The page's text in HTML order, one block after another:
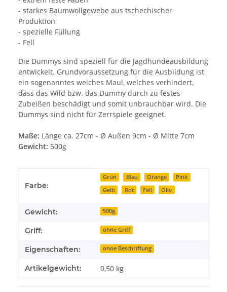
- starkes Baumwollgewebe aus tschechischer
Produktion
- spezielle Füllung
- Fell
Die Dummys sind speziell für die Jagdhundeausbildung
entwickelt. Grundvoraussetzung für die Ausbildung ist
ein sogenanntes weiches Maul, welches verhindert,
dass das Wild bzw. das Dummy durch zu festes
Zubeißen beschädigt und somit unbrauchbar wird. Die
Dummys sind nicht für Zerrspiele geeignet.
Maße: Länge ca. 27cm - Ø Außen 9cm - Ø Mitte 7cm
Gewicht: 500g
Farbe:
Grün Blau Orange
Pink
Gelb
Rot Fell Oliv
Gewicht: 500g
Griff: ohne Griff
Eigenschaften: ohne Beschriftung
Artikelgewicht: 0,50 kg